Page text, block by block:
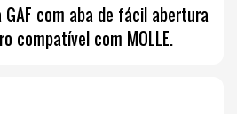
com aba de fácil abertura
compatível com MOLLE.